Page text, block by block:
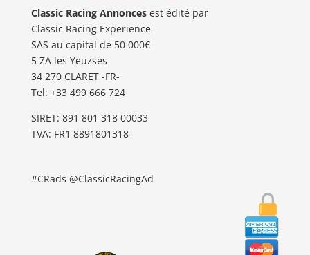
Classic Racing Annoncesest édité par
Classic Racing Experience
SAS au capital de 50 000€
5 ZA les Yeuzses
34 270 CLARET -FR-
Tel: ‭+33 499 666 724‬
SIRET: 891 801 318 00033
TVA: FR1 8891801318
#CRads @ClassicRacingAd